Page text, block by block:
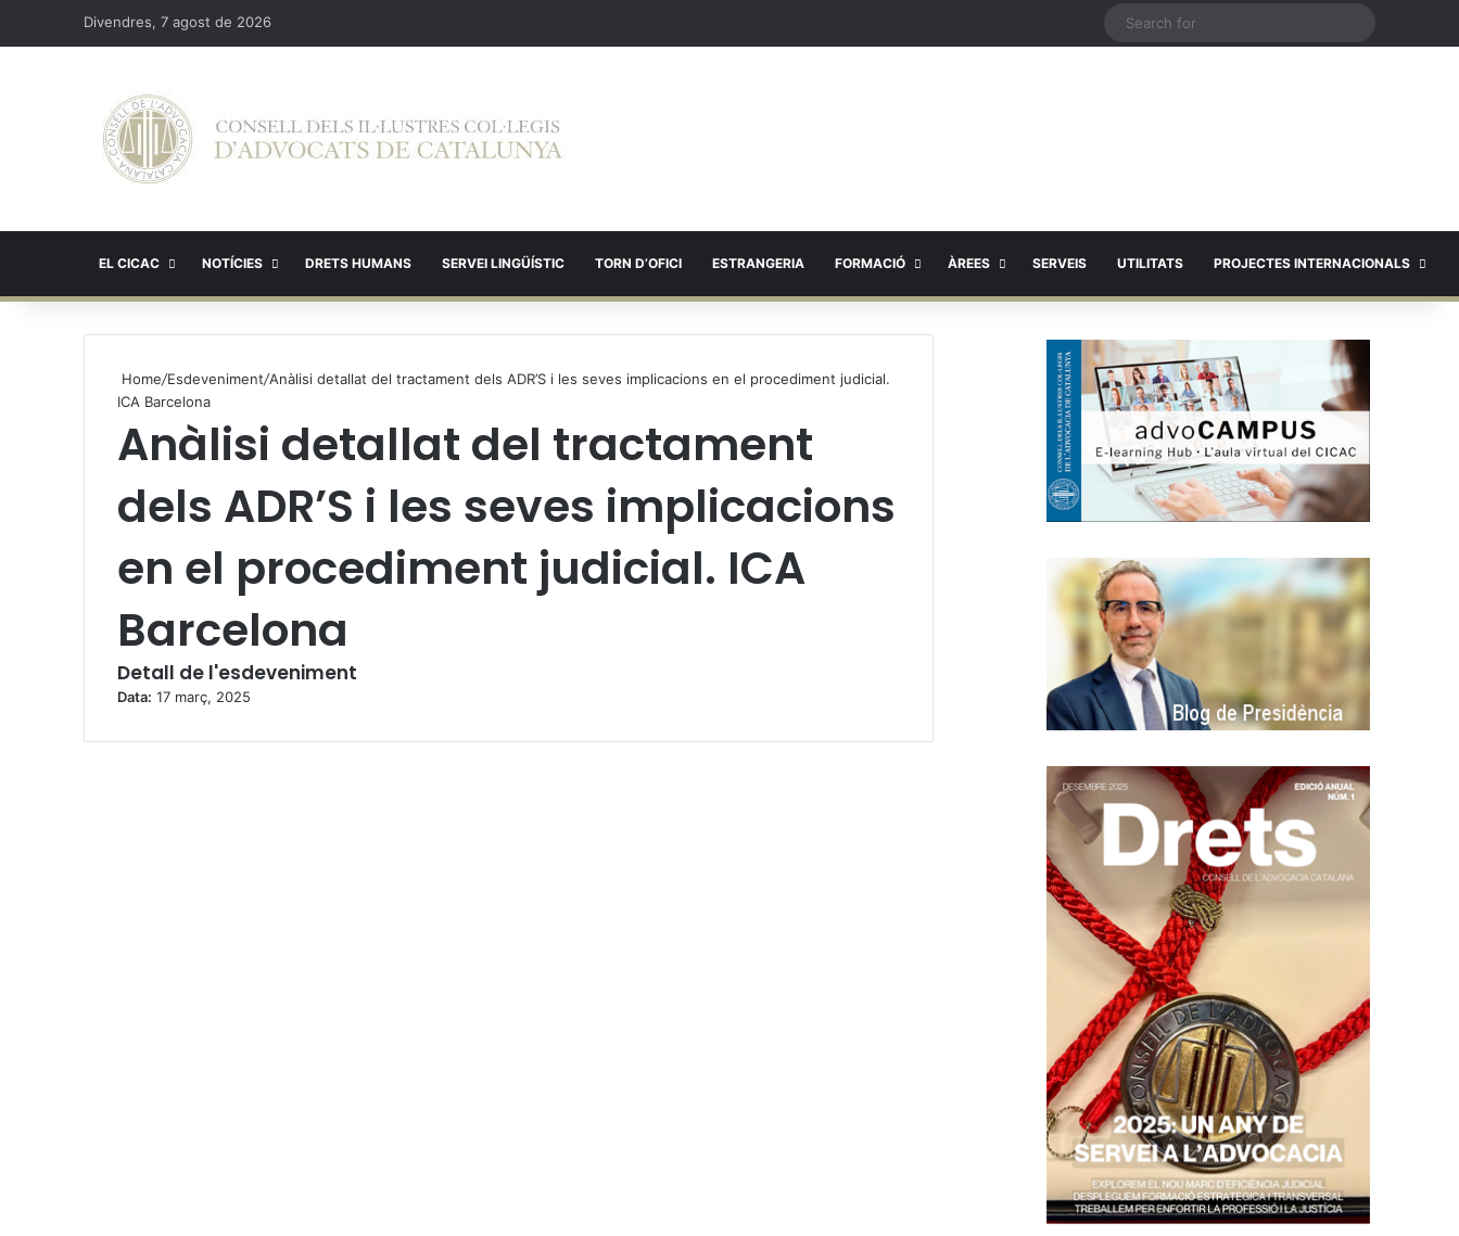
Divendres, 7 agost de 2026
EL CICAC NOTÍCIES DRETS HUMANS SERVEI LINGÜÍSTIC TORN D’OFICI ESTRANGERIA FORMACIÓ ÀREES SERVEIS UTILITATS PROJECTES INTERNACIONALS
Home/Esdeveniment/Anàlisi detallat del tractament dels ADR’S i les seves implicacions en el procediment judicial.
ICA Barcelona
Anàlisi detallat del tractament
dels ADR’S i les seves implicacions
en el procediment judicial. ICA
Barcelona
Detall de l'esdeveniment
Data: 17 març, 2025